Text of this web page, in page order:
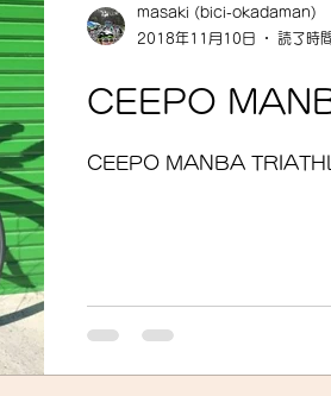
CEEPO
CEEPO MANBA
masaki (bici-okadaman)
2018年11月10日
読了時